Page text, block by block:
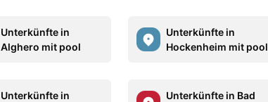
Unterkünfte in
Alghero mit pool
Unterkünfte in
Hockenheim mit pool
Unterkünfte in
Unterkünfte in Bad